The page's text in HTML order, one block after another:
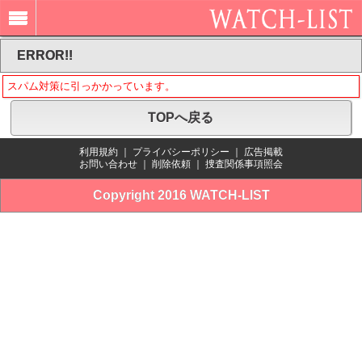
ERROR!!
スパム対策に引っかかっています。
TOPへ戻る
利用規約 プライバシーポリシー
広告掲載
お問い合わせ
削除依頼 捜査関係事項照会
Copyright 2016 WATCH-LIST